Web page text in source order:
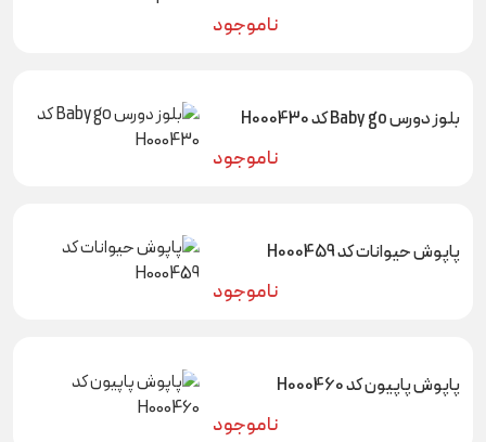
ناموجود
بلوز دورس Baby go کد H000430
ناموجود
پاپوش حیوانات کد H000459
ناموجود
پاپوش پاپیون کد H000460
ناموجود